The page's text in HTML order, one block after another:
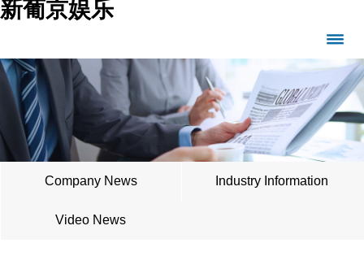
新葡京娱乐
Company News Industry Information
Video News